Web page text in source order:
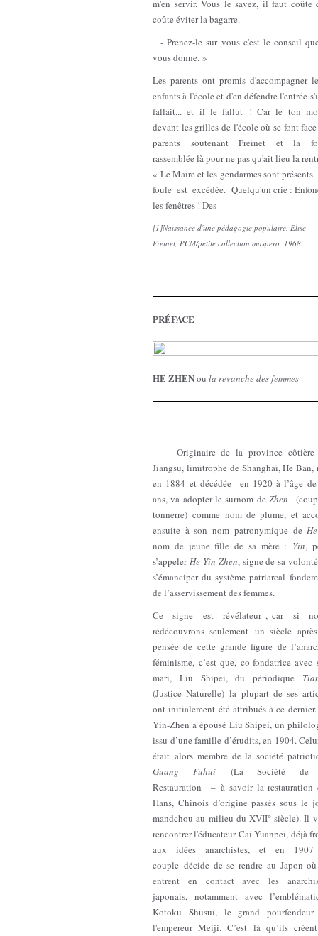
m'en servir. Vous le savez, il faut coûte
coûte éviter la bagarre.
- Prenez-le sur vous c'est le conseil
vous donne. »
Les parents ont promis d'accompagner
enfants à l'école et d'en défendre l'entrée
fallait... et il le fallut ! Car le ton
devant les grilles de l'école où se font
parents soutenant Freinet et la
rassemblée là pour ne pas qu'ait lieu la
« Le Maire et les gendarmes sont
foule est excédée. Quelqu'un crie :
les fenêtres ! Des
[1]Naissance d'une pédagogie populaire, Élise
Freinet, PCM/petite collection maspero, 1968.
PRÉFACE
HE ZHENou la revanche des femmes
Originaire de la province côtière
Jiangsu, limitrophe de Shanghaï, He Ban,
en 1884 et décédée en 1920 à l’âge
ans, va adopter le surnom de Zhen
tonnerre) comme nom de plume, et
ensuite à son nom patronymique deHe
nom de jeune fille de sa mère : Yin,
s’appelerHe Yin-Zhen, signe de sa
s’émanciper du système patriarcal
de l’asservissement des femmes.
Ce signe est révélateur , car si
redécouvrons seulement un siècle
pensée de cette grande figure de
féminisme, c’est que, co-fondatrice avec
mari, Liu Shipei, du périodique
(Justice Naturelle) la plupart de ses
ont initialement été attribués à ce
Yin-Zhen a épousé Liu Shipei, un
issu d’une famille d’érudits, en 1904.
était alors membre de la société
Guang Fuhui(La Société de
Restauration – à savoir la restauration
Hans, Chinois d’origine passés sous le
mandchou au milieu du XVII° siècle). Il
rencontrer l'éducateur Cai Yuanpei, déjà
aux idées anarchistes, et en
couple décide de se rendre au Japon
entrent en contact avec les
japonais, notamment avec
Kotoku Shüsui, le grand
l'empereur Meiji. C’est là qu’ils